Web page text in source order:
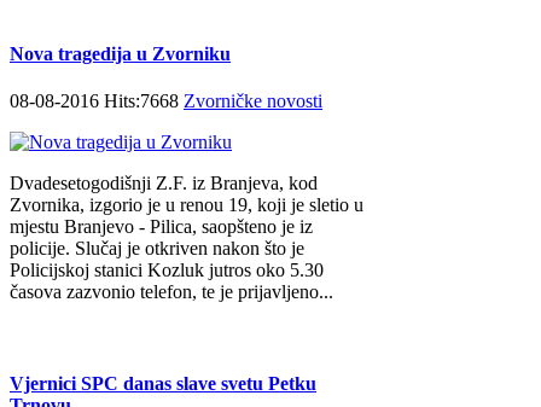
Nova tragedija u Zvorniku
08-08-2016 Hits:7668 Zvorničke novosti
Dvadesetogodišnji Z.F. iz Branjeva, kod
Zvornika, izgorio je u renou 19, koji je sletio u
mjestu Branjevo - Pilica, saopšteno je iz
policije. Slučaj je otkriven nakon što je
Policijskoj stanici Kozluk jutros oko 5.30
časova zazvonio telefon, te je prijavljeno...
Vjernici SPC danas slave svetu Petku